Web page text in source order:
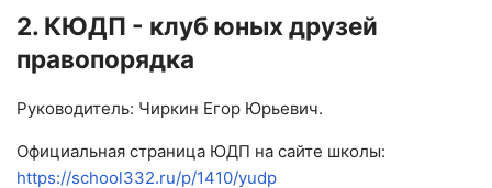
2. КЮДП - клуб юных друзей
правопорядка
Руководитель: Чиркин Егор Юрьевич.
Официальная страница ЮДП на сайте школы:
https://school332.ru/p/1410/yudp